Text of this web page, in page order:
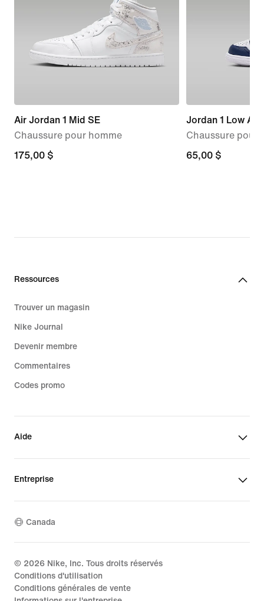
Air Jordan 1 Mid SE
Chaussure pour homme
175,00 $
175,00 $
Jordan 1 Low Alt
Chaussure pour
65,00 $
65,00 $
Ressources
Trouver un magasin
Nike Journal
Devenir membre
Commentaires
Codes promo
Aide
Entreprise
Canada
© 2026 Nike, Inc. Tous droits réservés
Conditions d'utilisation
Conditions générales de vente